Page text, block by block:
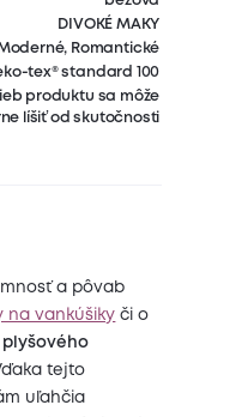
DIVOKÉ MAKY
Romantické
tex® standard 100
produktu sa môže
líšiť od skutočnosti
a pôvab
na vankúšiky či o
plyšového
tejto
uľahčia